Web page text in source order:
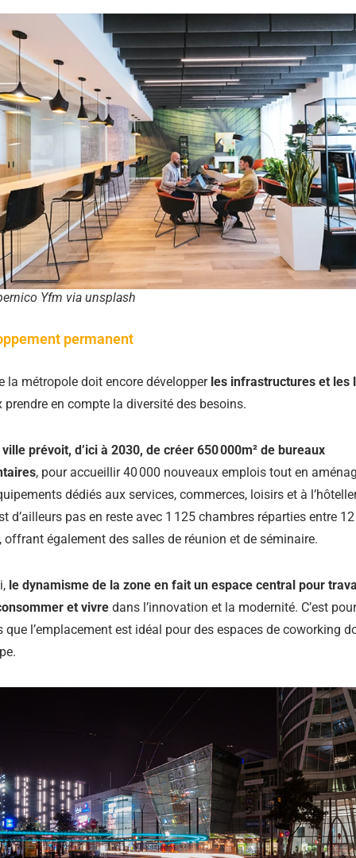
Yfm via unsplash
permanent
la métropole doit encore développer les infrastructures et les
prendre en compte la diversité des besoins.
prévoit, d’ici à 2030, de créer 650 000m² de bureaux
, pour accueillir 40 000 nouveaux emplois tout en
dédiés aux services, commerces, loisirs et à
d’ailleurs pas en reste avec 1 125 chambres réparties entre
offrant également des salles de réunion et de séminaire.
le dynamisme de la zone en fait un espace central pour
et vivre dans l’innovation et la modernité. C’est
que l’emplacement est idéal pour des espaces de coworking